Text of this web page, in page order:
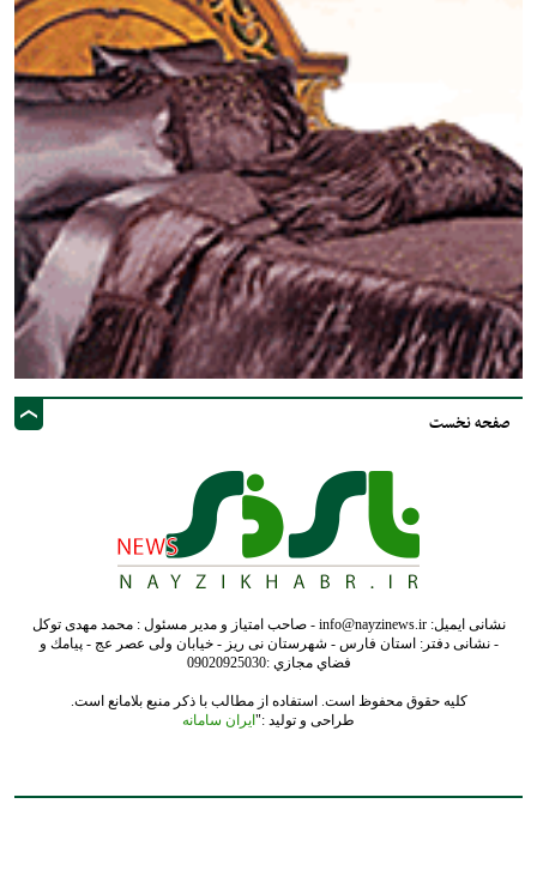
صفحه نخست
نشانی ایمیل: info@nayzinews.ir - صاحب امتیاز و مدیر مسئول : محمد مهدی توکل
- نشانی دفتر: استان فارس - شهرستان نی ریز - خیابان ولی عصر عج - پيامك و
فضاي مجازي :09020925030
کلیه حقوق محفوظ است. استفاده از مطالب با ذکر منبع بلامانع است.
طراحی و تولید :"ایران سامانه